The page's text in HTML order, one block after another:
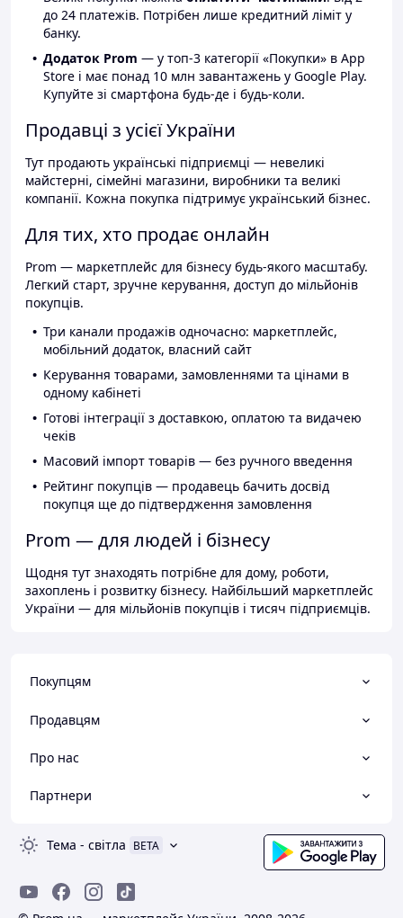
до 24 платежів. Потрібен лише кредитний ліміт у
банку.
Додаток Prom — у топ-3 категорії «Покупки» в App
Store і має понад 10 млн завантажень у Google Play.
Купуйте зі смартфона будь-де і будь-коли.
Продавці з усієї України
Тут продають українські підприємці — невеликі
майстерні, сімейні магазини, виробники та великі
компанії. Кожна покупка підтримує український бізнес.
Для тих, хто продає онлайн
Prom — маркетплейс для бізнесу будь-якого масштабу.
Легкий старт, зручне керування, доступ до мільйонів
покупців.
Три канали продажів одночасно: маркетплейс,
мобільний додаток, власний сайт
Керування товарами, замовленнями та цінами в
одному кабінеті
Готові інтеграції з доставкою, оплатою та видачею
чеків
Масовий імпорт товарів — без ручного введення
Рейтинг покупців — продавець бачить досвід
покупця ще до підтвердження замовлення
Prom — для людей і бізнесу
Щодня тут знаходять потрібне для дому, роботи,
захоплень і розвитку бізнесу. Найбільший маркетплейс
України — для мільйонів покупців і тисяч підприємців.
Покупцям
Продавцям
Про нас
Партнери
Тема - світла BETA